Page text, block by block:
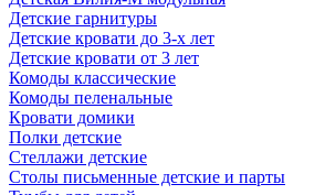
Детские гарнитуры
Детские кровати до 3-х лет
Детские кровати от 3 лет
Комоды классические
Комоды пеленальные
Кровати домики
Полки детские
Стеллажи детские
Столы письменные детские и парты